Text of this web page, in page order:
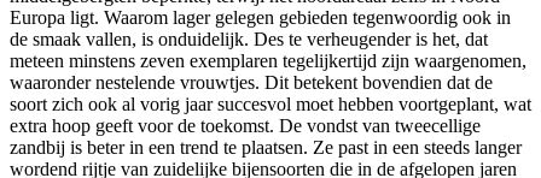
Europa ligt. Waarom lager gelegen gebieden tegenwoordig ook in
de smaak vallen, is onduidelijk. Des te verheugender is het, dat
meteen minstens zeven exemplaren tegelijkertijd zijn waargenomen,
waaronder nestelende vrouwtjes. Dit betekent bovendien dat de
soort zich ook al vorig jaar succesvol moet hebben voortgeplant, wat
extra hoop geeft voor de toekomst. De vondst van tweecellige
zandbij is beter in een trend te plaatsen. Ze past in een steeds langer
wordend rijtje van zuidelijke bijensoorten die in de afgelopen jaren